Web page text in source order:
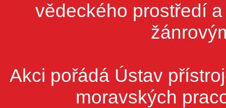
vědeckého prostředí
Akci pořádá Ústav
moravských